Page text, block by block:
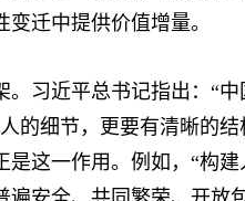
迁中提供价值增量。
习近平总书记指出：“中
的细节，更要有清晰的
这一作用。例如，“构